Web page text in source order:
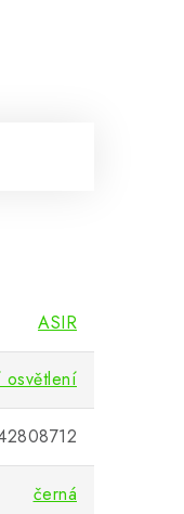
ASIR
osvětlení
černá